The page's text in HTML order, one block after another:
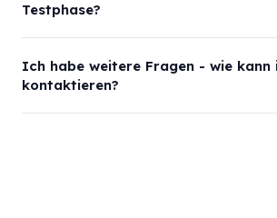
Testphase?
Ich habe weitere Fragen - wie kann
kontaktieren?